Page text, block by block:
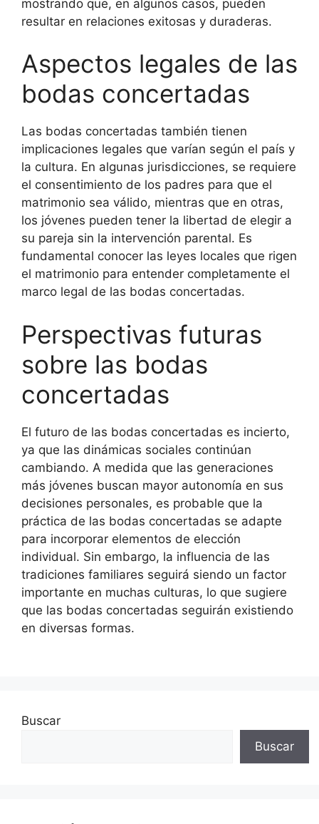
mostrando que, en algunos casos, pueden
resultar en relaciones exitosas y duraderas.
Aspectos legales de las
bodas concertadas
Las bodas concertadas también tienen
implicaciones legales que varían según el país y
la cultura. En algunas jurisdicciones, se requiere
el consentimiento de los padres para que el
matrimonio sea válido, mientras que en otras,
los jóvenes pueden tener la libertad de elegir a
su pareja sin la intervención parental. Es
fundamental conocer las leyes locales que rigen
el matrimonio para entender completamente el
marco legal de las bodas concertadas.
Perspectivas futuras
sobre las bodas
concertadas
El futuro de las bodas concertadas es incierto,
ya que las dinámicas sociales continúan
cambiando. A medida que las generaciones
más jóvenes buscan mayor autonomía en sus
decisiones personales, es probable que la
práctica de las bodas concertadas se adapte
para incorporar elementos de elección
individual. Sin embargo, la influencia de las
tradiciones familiares seguirá siendo un factor
importante en muchas culturas, lo que sugiere
que las bodas concertadas seguirán existiendo
en diversas formas.
Buscar
Buscar